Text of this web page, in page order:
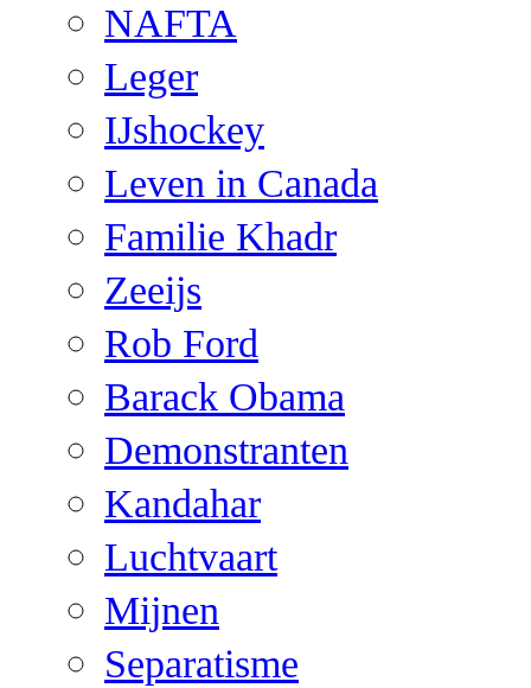
NAFTA
Leger
IJshockey
Leven in Canada
Familie Khadr
Zeeijs
Rob Ford
Barack Obama
Demonstranten
Kandahar
Luchtvaart
Mijnen
Separatisme